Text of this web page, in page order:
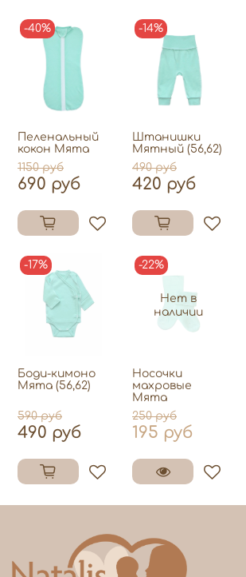
-40%
Пеленальный
кокон Мята
1150 руб
690 руб
-14%
Штанишки
Мятный (56,62)
490 руб
420 руб
-17%
Боди-кимоно
Mята (56,62)
590 руб
490 руб
Нет в
наличии
-22%
Носочки
махровые
Мята
250 руб
195 руб